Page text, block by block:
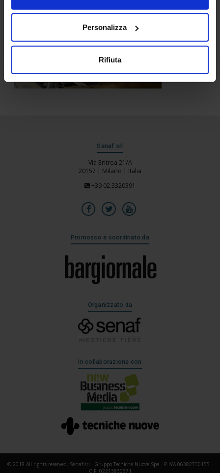
Personalizza
Rifiuta
Senaf srl
Via Eritrea 21/A
20157 | Milano | Italia
+39 02.3320391
Promosso e coordinato da
Organizzato da
In collaborazione con
© 2018 All rights reserved. Senaf srl - Gruppo Tecniche Nuove Spa - P.IVA 06382730155 -
C.F. 02213830371